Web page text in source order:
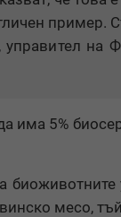
пример.
на
има 5%
месо,